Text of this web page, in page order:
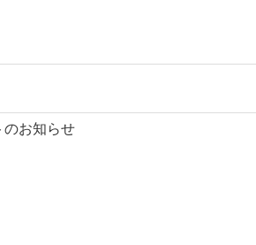
のお知らせ